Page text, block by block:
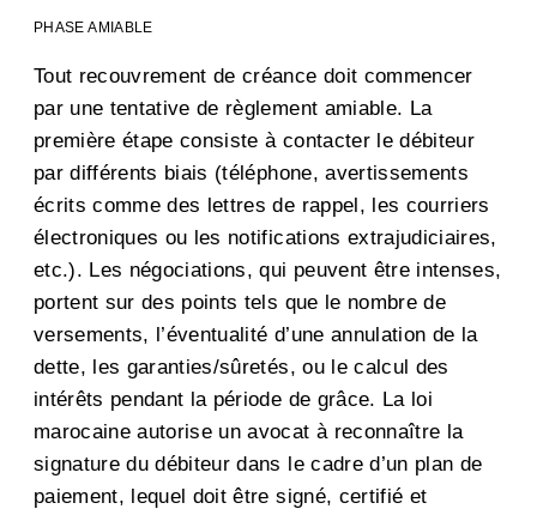
PHASE AMIABLE
Tout recouvrement de créance doit commencer
par une tentative de règlement amiable. La
première étape consiste à contacter le débiteur
par différents biais (téléphone, avertissements
écrits comme des lettres de rappel, les courriers
électroniques ou les notifications extrajudiciaires,
etc.). Les négociations, qui peuvent être intenses,
portent sur des points tels que le nombre de
versements, l’éventualité d’une annulation de la
dette, les garanties/sûretés, ou le calcul des
intérêts pendant la période de grâce. La loi
marocaine autorise un avocat à reconnaître la
signature du débiteur dans le cadre d’un plan de
paiement, lequel doit être signé, certifié et